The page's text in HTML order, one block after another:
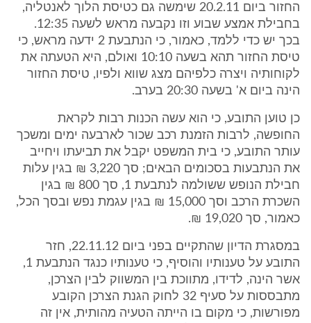
החזור ביום 20.2.11 שימשה גם כטיסת הלוך לאנטליה,
בחבילת אמצע שבוע וזו נקבעה מראש לשעה 12:35.
בכך יש כדי ללמד, כאמור, כי הנתבעת 2 ידעה מראש, כי
טיסת החזור תהא בשעה 10:10 ואולם, היא הטעתה את
לקוחותיה ויצרה כלפיהם מצג שווא ולפיו, טיסת החזור
הינה ביום א' בשעה 20:30 בערב.
כן טוען התובע, כי הוא עשה הכנות רבות לקראת
החופשה, לרבות הזמנת רכב שכור לארבעה ימים ומשכך
עותר התובע, כי בית המשפט יקבל את תביעתו ויחייב
את הנתבעות בסכומים הבאים; סך 3,220 ₪ בגין עלות
חבילת הנופש ששולמה לנתבעת 1, סך 800 ₪ בגין
השכרת הרכב וסך 15,000 ₪ בגין עגמת נפש ובסך הכל,
כאמור, סך 19,020 ₪.
במסגרת הדיון שהתקיים בפני ביום 22.11.12, חזר
התובע על טענותיו והוסיף, כי טענותיו כנגד הנתבעת 1,
אשר הינה, לדידו, מתווכת בין המשווק לבין הצרכן,
מתבססות על סעיף 32 לחוק הגנת הצרכן הקובע
מפורשות, כי מקום בו הייתה הטעיה מהותית, אין זה